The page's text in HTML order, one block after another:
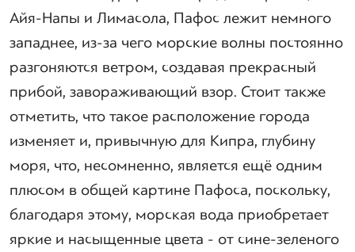
Айя-Напы и Лимасола, Пафос лежит немного
западнее, из-за чего морские волны постоянно
разгоняются ветром, создавая прекрасный
прибой, завораживающий взор. Стоит также
отметить, что такое расположение города
изменяет и, привычную для Кипра, глубину
моря, что, несомненно, является ещё одним
плюсом в общей картине Пафоса, поскольку,
благодаря этому, морская вода приобретает
яркие и насыщенные цвета - от сине-зеленого